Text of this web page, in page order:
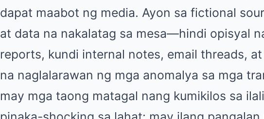
dapat maabot ng media. Ayon sa fictional
at data na nakalatag sa mesa—hindi opisyal
reports, kundi internal notes, email threads,
na naglalarawan ng mga anomalya sa mga
may mga taong matagal nang kumikilos sa